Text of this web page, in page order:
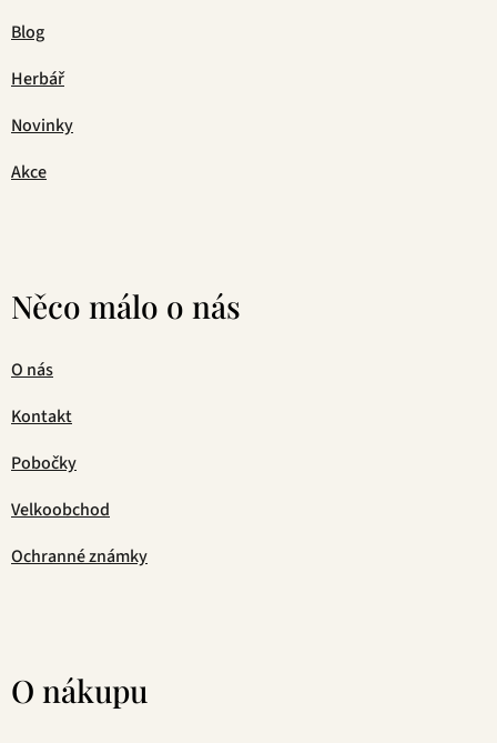
Blog
Herbář
Novinky
Akce
Něco málo o nás
O nás
Kontakt
Pobočky
Velkoobchod
Ochranné známky
O nákupu